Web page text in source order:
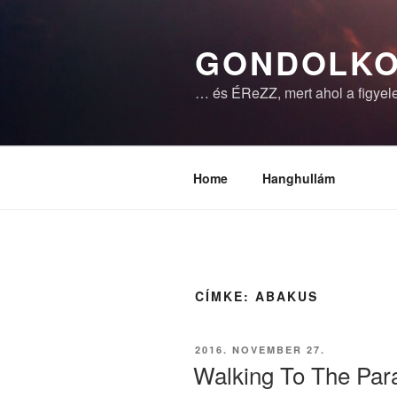
… és ÉReZZ, mert ahol a
Home Hanghullám
CÍMKE: ABAKUS
BEKÜLDVE:
2016. NOVEMBER 27.
Walking To The